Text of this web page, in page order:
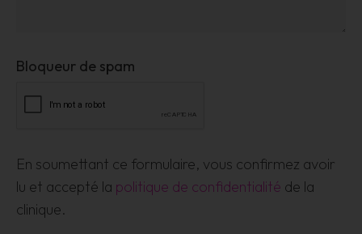
Bloqueur de spam
En soumettant ce formulaire, vous confirmez avoir
lu et accepté la politique de confidentialité de la
clinique.